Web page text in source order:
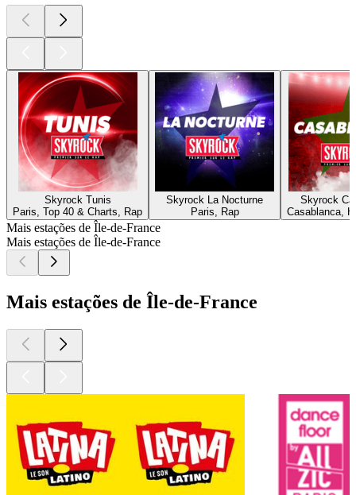
Skyrock Tunis
Paris, Top 40 & Charts, Rap
Skyrock La Nocturne
Paris, Rap
Skyrock
Casablanca,
Mais estações de Île-de-France
Mais estações de Île-de-France
Mais estações de Île-de-France